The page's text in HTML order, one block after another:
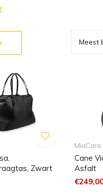
Wij hebben de grootste
Met welke design
Zwart
MiaCara
Cane
Asfalt